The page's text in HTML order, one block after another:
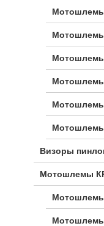
Мотошлемы
Мотошлемы
Мотошлемы
Мотошлемы
Мотошлемы
Визоры
Мотошлемы
Мотошлемы
Мотошлемы